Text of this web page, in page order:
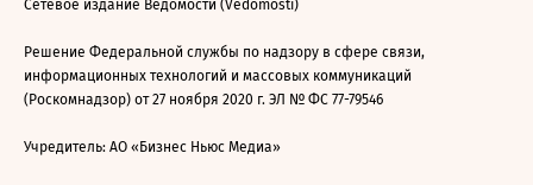
Сетевое издание Ведомости (Vedomosti)
Решение Федеральной службы по надзору в сфере связи,
информационных технологий и массовых коммуникаций
(Роскомнадзор) от 27 ноября 2020 г. ЭЛ № ФС 77-79546
Учредитель: АО «Бизнес Ньюс Медиа»